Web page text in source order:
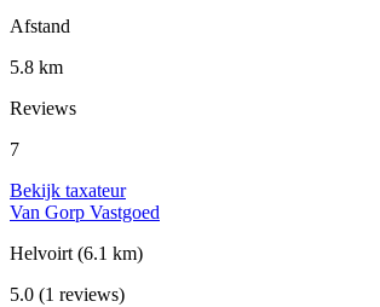
Afstand
5.8 km
Reviews
7
Bekijk taxateur
Van Gorp Vastgoed
Helvoirt (6.1 km)
5.0 (1 reviews)